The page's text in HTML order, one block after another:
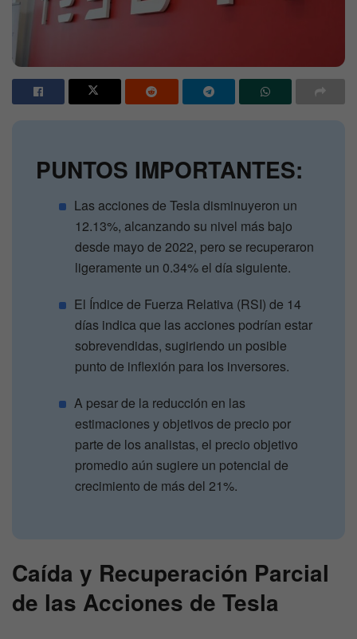
PUNTOS IMPORTANTES:
Las acciones de Tesla disminuyeron un
12.13%, alcanzando su nivel más bajo
desde mayo de 2022, pero se recuperaron
ligeramente un 0.34% el día siguiente.
El Índice de Fuerza Relativa (RSI) de 14
días indica que las acciones podrían estar
sobrevendidas, sugiriendo un posible
punto de inflexión para los inversores.
A pesar de la reducción en las
estimaciones y objetivos de precio por
parte de los analistas, el precio objetivo
promedio aún sugiere un potencial de
crecimiento de más del 21%.
Caída y Recuperación Parcial
de las Acciones de Tesla